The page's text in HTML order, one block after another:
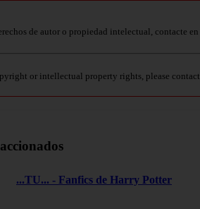
de autor o propiedad intelectual, contacte en
or intellectual property rights, please contact
...TU... - Fanfics de Harry Potter